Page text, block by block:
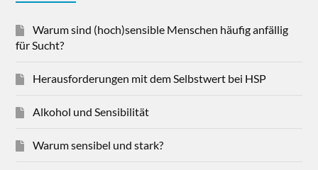
Warum sind (hoch)sensible Menschen häufig anfällig
für Sucht?
Herausforderungen mit dem Selbstwert bei HSP
Alkohol und Sensibilität
Warum sensibel und stark?